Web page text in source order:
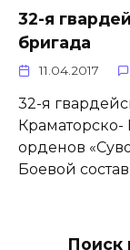
32-я
бригада
11.04.2017
32-я
Краматорско-
орденов
Боевой
Поиск